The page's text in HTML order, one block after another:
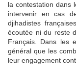
la contestation dans
intervenir en cas
djihadistes
écoutée ni du reste
Français. Dans les
général que les
leur engagement